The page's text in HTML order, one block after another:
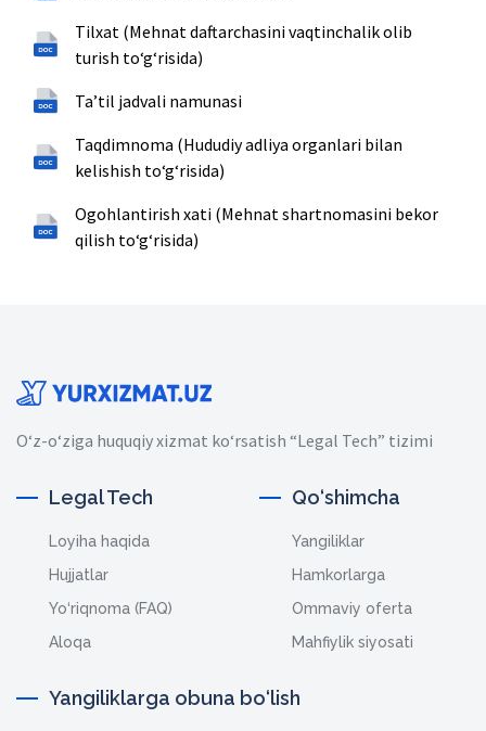
Tilxat (Mehnat daftarchasini vaqtinchalik olib
turish toʻgʻrisida)
Taʼtil jadvali namunasi
Taqdimnoma (Hududiy adliya organlari bilan
kelishish toʻgʻrisida)
Ogohlantirish xati (Mehnat shartnomasini bekor
qilish toʻgʻrisida)
O‘z-o‘ziga huquqiy xizmat ko‘rsatish “Legal Tech” tizimi
Legal Tech
Loyiha haqida
Hujjatlar
Yo‘riqnoma (FAQ)
Aloqa
Qo‘shimcha
Yangiliklar
Hamkorlarga
Ommaviy oferta
Mahfiylik siyosati
Yangiliklarga obuna bo‘lish